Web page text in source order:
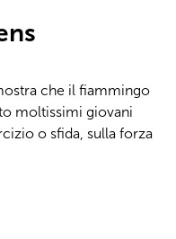
che il fiammingo
moltissimi giovani
o sfida, sulla forza